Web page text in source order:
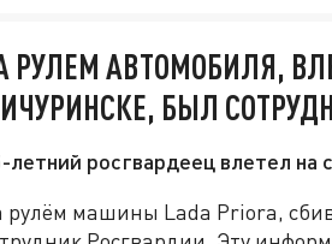
РУЛЕМ АВТОМОБИЛЯ,
БЫЛ
летний росгвардеец влетел на
рулём машины Lada Priora,